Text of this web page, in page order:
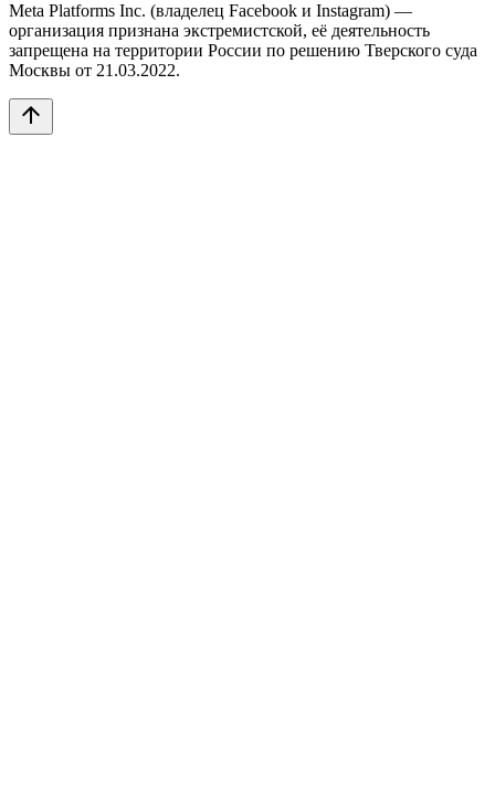
Meta Platforms Inc. (владелец Facebook и Instagram) —
организация признана экстремистской, её деятельность
запрещена на территории России по решению Тверского суда
Москвы от 21.03.2022.
arrow_upward